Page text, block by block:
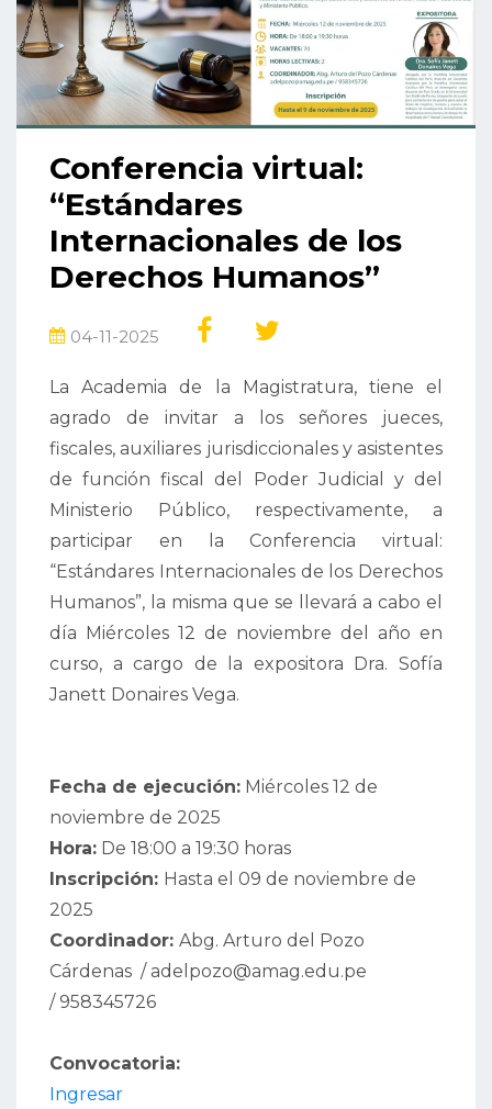
Conferencia virtual:
“Estándares
Internacionales de los
Derechos Humanos”
04-11-2025
La Academia de la Magistratura, tiene el
agrado de invitar a los señores jueces,
fiscales, auxiliares jurisdiccionales y asistentes
de función fiscal del Poder Judicial y del
Ministerio Público, respectivamente, a
participar en la Conferencia virtual:
“Estándares Internacionales de los Derechos
Humanos”, la misma que se llevará a cabo el
día Miércoles 12 de noviembre del año en
curso, a cargo de la expositora Dra. Sofía
Janett Donaires Vega.
Fecha de ejecución: Miércoles 12 de
noviembre de 2025
Hora: De 18:00 a 19:30 horas
Inscripción: Hasta el 09 de noviembre de
2025
Coordinador: Abg. Arturo del Pozo
Cárdenas / adelpozo@amag.edu.pe
/ 958345726
Convocatoria:
Ingresar